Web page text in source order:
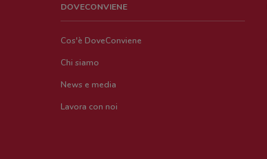
DOVECONVIENE
Cos'è DoveConviene
Chi siamo
News e media
Lavora con noi